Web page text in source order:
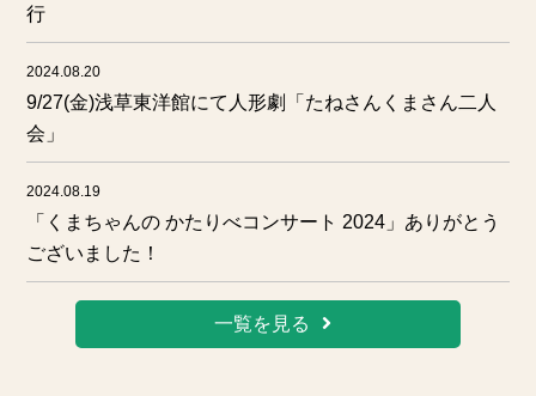
行
2024.08.20
9/27(金)浅草東洋館にて人形劇「たねさんくまさん二人
会」
2024.08.19
「くまちゃんの かたりべコンサート 2024」ありがとう
ございました！
一覧を見る